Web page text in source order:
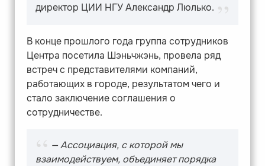
директор ЦИИ НГУ Александр Люлько.
В конце прошлого года группа сотрудников
Центра посетила Шэньчжэнь, провела ряд
встреч с представителями компаний,
работающих в городе, результатом чего и
стало заключение соглашения о
сотрудничестве.
— Ассоциация, с которой мы
взаимодействуем, объединяет порядка